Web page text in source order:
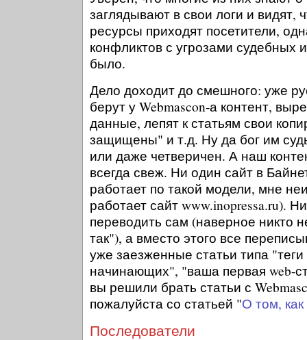
заглядывают в свои логи и видят,
ресурсы приходят посетители,
конфликтов с угрозами судебных
было.
Дело доходит до смешного: уже
берут у Webmascon-а контент,
данные, лепят к статьям свои
защищены" и т.д. Ну да бог им
или даже четверичен. А наш
всегда свеж. Ни один сайт в
работает по такой модели, мне
работает сайт www.inopressa.ru).
переводить сам (наверное никто
так"), а вместо этого все
уже заезженные статьи типа
начинающих", "ваша первая web-
вы решили брать статьи с
пожалуйста со статьей "О том, как
Последователи